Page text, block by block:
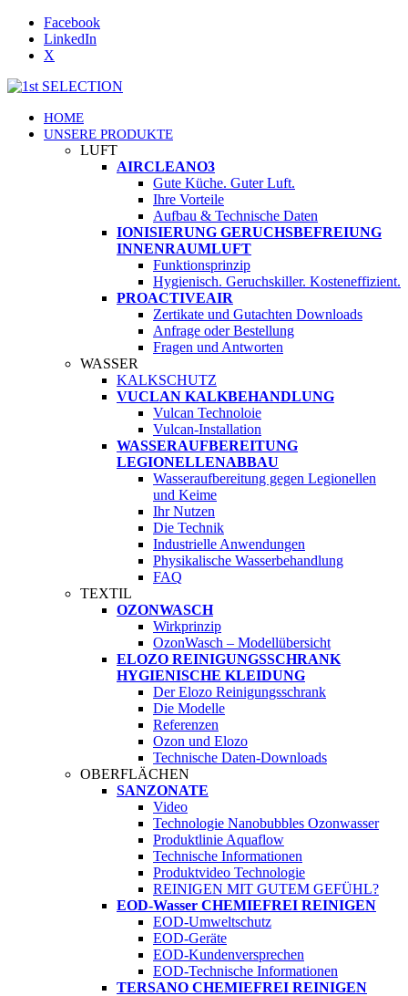
Facebook
LinkedIn
X
HOME
UNSERE PRODUKTE
LUFT
AIRCLEANO3
Gute Küche. Guter Luft.
Ihre Vorteile
Aufbau & Technische Daten
IONISIERUNG GERUCHSBEFREIUNG
INNENRAUMLUFT
Funktionsprinzip
Hygienisch. Geruchskiller. Kosteneffizient.
PROACTIVEAIR
Zertikate und Gutachten Downloads
Anfrage oder Bestellung
Fragen und Antworten
WASSER
KALKSCHUTZ
VUCLAN KALKBEHANDLUNG
Vulcan Technoloie
Vulcan-Installation
WASSERAUFBEREITUNG
LEGIONELLENABBAU
Wasseraufbereitung gegen Legionellen
und Keime
Ihr Nutzen
Die Technik
Industrielle Anwendungen
Physikalische Wasserbehandlung
FAQ
TEXTIL
OZONWASCH
Wirkprinzip
OzonWasch – Modellübersicht
ELOZO REINIGUNGSSCHRANK
HYGIENISCHE KLEIDUNG
Der Elozo Reinigungsschrank
Die Modelle
Referenzen
Ozon und Elozo
Technische Daten-Downloads
OBERFLÄCHEN
SANZONATE
Video
Technologie Nanobubbles Ozonwasser
Produktlinie Aquaflow
Technische Informationen
Produktvideo Technologie
REINIGEN MIT GUTEM GEFÜHL?
EOD-Wasser CHEMIEFREI REINIGEN
EOD-Umweltschutz
EOD-Geräte
EOD-Kundenversprechen
EOD-Technische Informationen
TERSANO CHEMIEFREI REINIGEN